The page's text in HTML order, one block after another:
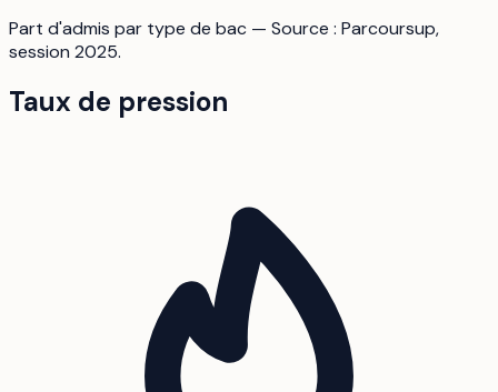
Part d'admis par type de bac — Source : Parcoursup,
session 2025.
Taux de pression